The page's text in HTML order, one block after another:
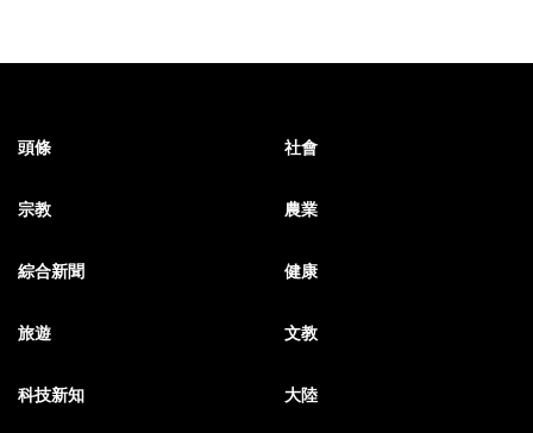
頭條 社會
宗教 農業
綜合新聞 健康
旅遊 文教
科技新知 大陸